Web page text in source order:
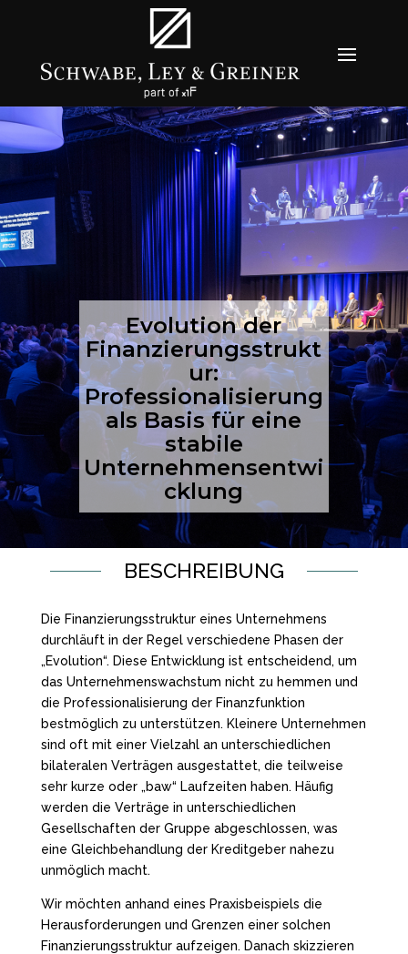
Evolution der
Finanzierungsstrukt
ur:
Professionalisierung
als Basis für eine
stabile
Unternehmensentwi
cklung
BESCHREIBUNG
Die Finanzierungsstruktur eines Unternehmens
durchläuft in der Regel verschiedene Phasen der
„Evolution“. Diese Entwicklung ist entscheidend, um
das Unternehmenswachstum nicht zu hemmen und
die Professionalisierung der Finanzfunktion
bestmöglich zu unterstützen. Kleinere Unternehmen
sind oft mit einer Vielzahl an unterschiedlichen
bilateralen Verträgen ausgestattet, die teilweise
sehr kurze oder „baw“ Laufzeiten haben. Häufig
werden die Verträge in unterschiedlichen
Gesellschaften der Gruppe abgeschlossen, was
eine Gleichbehandlung der Kreditgeber nahezu
unmöglich macht.
Wir möchten anhand eines Praxisbeispiels die
Herausforderungen und Grenzen einer solchen
Finanzierungsstruktur aufzeigen. Danach skizzieren